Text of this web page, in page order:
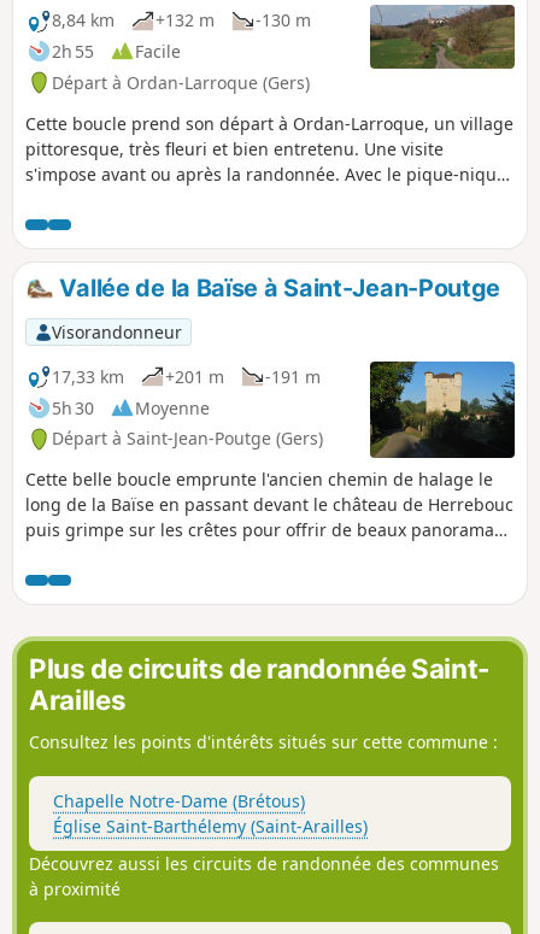
8,84 km +132 m
-130 m
2h 55
Facile
Départ à Ordan-Larroque (Gers)
Cette boucle prend son départ à Ordan-Larroque, un village
pittoresque, très fleuri et bien entretenu. Une visite
s'impose avant ou après la randonnée. Avec le pique-nique,
Vallée de la Baïse à Saint-Jean-Poutge
Visorandonneur
17,33 km
+201 m
-191 m
5h 30
Moyenne
Départ à Saint-Jean-Poutge (Gers)
Cette belle boucle emprunte l'ancien chemin de halage le
long de la Baïse en passant devant le château de Herrebouc
puis grimpe sur les crêtes pour offrir de beaux panoramas
diversifiée pour être très agréable.
Plus de circuits de randonnée Saint-
Arailles
Consultez les points d'intérêts situés sur cette commune :
Chapelle Notre-Dame (Brétous)
Église Saint-Barthélemy (Saint-Arailles)
Découvrez aussi les circuits de randonnée des communes
à proximité